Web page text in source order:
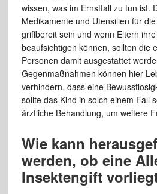
wissen, was im Ernstfall zu tun ist.
Medikamente und Utensilien für
griffbereit sein und wenn Eltern
beaufsichtigen können, sollten die
Personen damit ausgestattet
Gegenmaßnahmen können hier
verhindern, dass eine
sollte das Kind in solch einem Fall
ärztliche Behandlung, um weitere
Wie kann
werden, ob eine
Insektengift